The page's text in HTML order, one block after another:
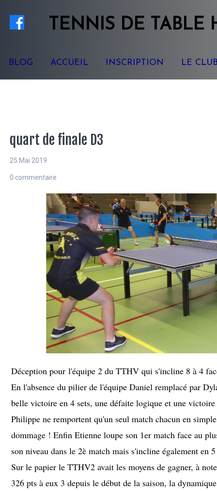
TENNIS DE TABLE
BLOG ACCUEIL INSCRIPTION LE
quart de finale D3
25 Mai 2019
0 commentaire
Déception pour l'équipe 2 du TTHV qui s'incline 8 à 4
En l'absence du pilier de l'équipe Daniel remplacé par
belle victoire en 4 sets, une défaite logique et une
Philippe ne remportent qu'un seul match chacun en
dommage ! Enfin Etienne loupe son 1er match face au
son niveau dans le 2è match mais s'incline également en
Sur le papier le TTHV2 avait les moyens de gagner, à
326 pts à eux 3 depuis le début de la saison, la